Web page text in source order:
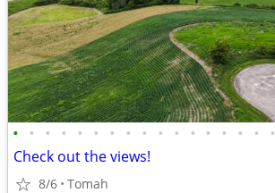
• • • • • • • • • • • • • • • • •
Check out the views!
8/6 Tomah